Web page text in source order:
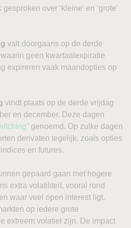
over ‘kleine’ en ‘grote’
valt doorgaans op de derde
geen kwartaalexpiratie
expireren vaak maandopties op
vindt plaats op de derde vrijdag
en december. Deze dagen
genoemd. Op zulke dagen
derivaten tegelijk, zoals opties
en futures.
gepaard gaan met hogere
extra volatiliteit, vooral rond
waar veel open interest ligt.
op iedere grote
extreem volatiel zijn. De impact